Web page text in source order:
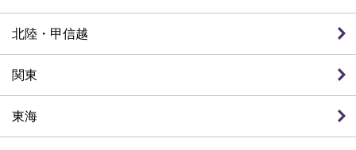
北陸・甲信越
関東
東海